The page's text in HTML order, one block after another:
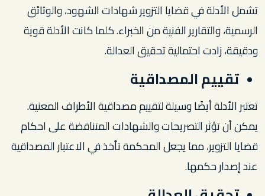
تشمل الأدلة في قضايا التزوير شهادات الشهود، والوثائق
الرسمية، والتقارير الفنية من الخبراء. كلما كانت الأدلة قوية
ودقيقة، زادت احتمالية تحقيق العدالة.
تقييم المصداقية
تعتبر الأدلة أيضًا وسيلة لتقييم مصداقية الأطراف المعنية.
يمكن أن تؤثر التصريحات والشهادات المتناقضة على احكام
قضايا التزوير، مما يجعل المحكمة تأخذ في الاعتبار المصداقية
عند إصدار حكمها.